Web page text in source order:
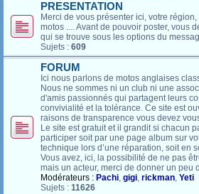
PRESENTATION
Merci de vous présenter ici, votre
motos .... Avant de pouvoir poster, vous
qui se trouve sous les options du
Sujets : 609
FORUM
Ici nous parlons de motos anglaises
Nous ne sommes ni un club ni une
d'amis passionnés qui partagent leurs
convivialité et la tolérance. Ce site est
raisons de transparence vous devez
Le site est gratuit et il grandit si chacun
participer soit par une page album sur
technique lors d’une réparation, soit
Vous avez, ici, la possibilité de ne pas
mais un acteur, merci de donner un peu
Modérateurs : Pachi, gigi, rickman, Yeti
Sujets : 11626